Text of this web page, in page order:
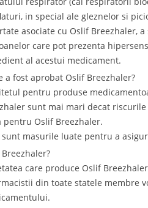
in special ale gleznelor si
asociate cu Oslif Breezhaler,
care pot prezenta
al acestui medicament.
a fost aprobat Oslif Breezhaler?
pentru produse
sunt mai mari decat
pentru Oslif Breezhaler.
sunt masurile luate pentru a
care produce Oslif
din toate statele membre